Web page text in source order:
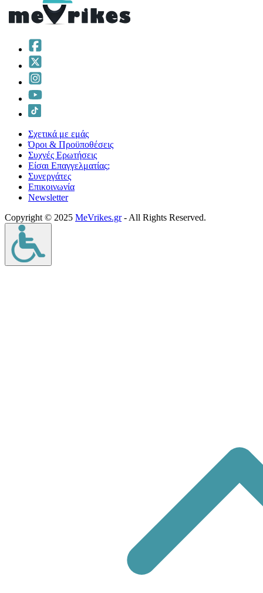
Σχετικά με εμάς
Όροι & Προϋποθέσεις
Συχνές Ερωτήσεις
Είσαι Επαγγελματίας;
Συνεργάτες
Επικοινωνία
Νewsletter
Copyright © 2025 MeVrikes.gr- All Rights Reserved.